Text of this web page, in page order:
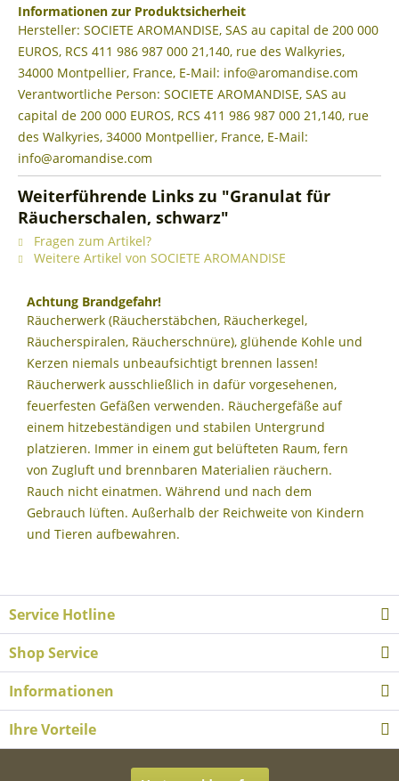
Informationen zur Produktsicherheit
Hersteller: SOCIETE AROMANDISE, SAS au capital de 200 000
EUROS, RCS 411 986 987 000 21,140, rue des Walkyries,
34000 Montpellier, France, E-Mail: info@aromandise.com
Verantwortliche Person: SOCIETE AROMANDISE, SAS au
capital de 200 000 EUROS, RCS 411 986 987 000 21,140, rue
des Walkyries, 34000 Montpellier, France, E-Mail:
info@aromandise.com
Weiterführende Links zu "Granulat für
Räucherschalen, schwarz"
Fragen zum Artikel?
Weitere Artikel von SOCIETE AROMANDISE
Achtung Brandgefahr!
Räucherwerk (Räucherstäbchen, Räucherkegel,
Räucherspiralen, Räucherschnüre), glühende Kohle und
Kerzen niemals unbeaufsichtigt brennen lassen!
Räucherwerk ausschließlich in dafür vorgesehenen,
feuerfesten Gefäßen verwenden. Räuchergefäße auf
einem hitzebeständigen und stabilen Untergrund
platzieren. Immer in einem gut belüfteten Raum, fern
von Zugluft und brennbaren Materialien räuchern.
Rauch nicht einatmen. Während und nach dem
Gebrauch lüften. Außerhalb der Reichweite von Kindern
und Tieren aufbewahren.
Service Hotline
Shop Service
Informationen
Ihre Vorteile